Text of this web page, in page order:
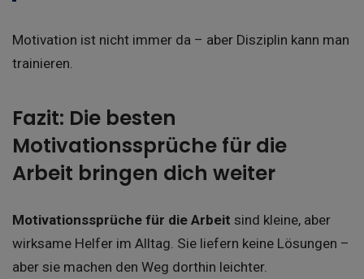
Motivation ist nicht immer da – aber Disziplin kann man
trainieren.
Fazit: Die besten
Motivationssprüche für die
Arbeit bringen dich weiter
Motivationssprüche für die Arbeit sind kleine, aber
wirksame Helfer im Alltag. Sie liefern keine Lösungen –
aber sie machen den Weg dorthin leichter.